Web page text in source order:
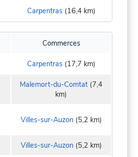
Carpentras(16,4 km)
Commerces
Carpentras(17,7 km)
Malemort-du-Comtat (7,4
km)
Villes-sur-Auzon(5,2 km)
Villes-sur-Auzon(5,2 km)